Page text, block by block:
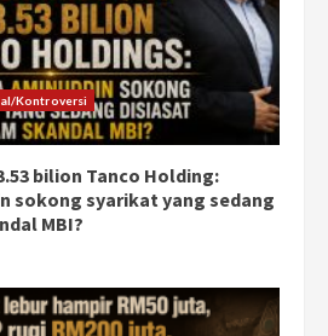
Kontroversi
bilion Tanco Holding:
sokong syarikat yang sedang
MBI?